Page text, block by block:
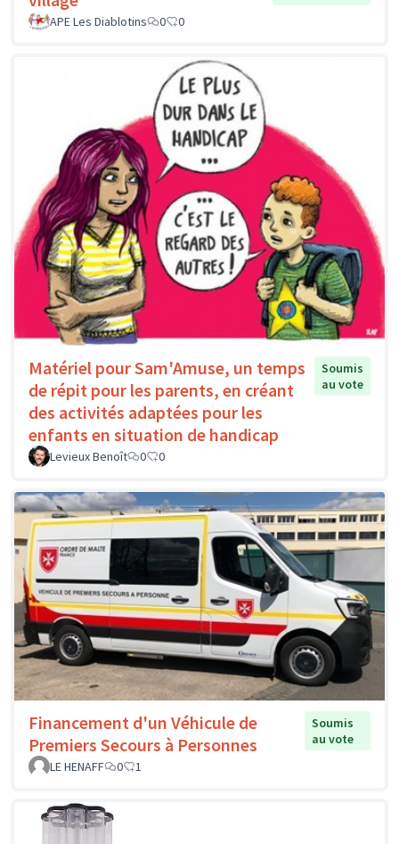
APE Les Diablotins
0 0
Matériel pour Sam'Amuse, un temps
de répit pour les parents, en créant
des activités adaptées pour les
enfants en situation de handicap
Soumis
au vote
Levieux Benoît 0 0
Financement d'un Véhicule de
Premiers Secours à Personnes
Soumis
au vote
LE HENAFF
0 1